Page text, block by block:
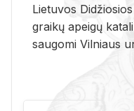
Lietuvos
graikų apeigų
saugomi Vilniaus